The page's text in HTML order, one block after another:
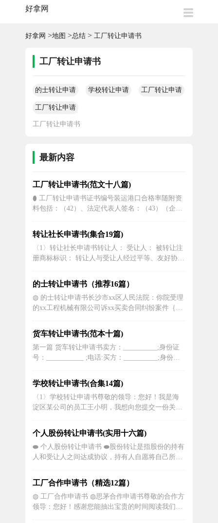
好拿网
好拿网 >地图 >总结 > 工厂转让申请书
工厂转让申请书
的士转让申请
书
学校转让申请
工厂转让申请
工厂转让申请
书
工厂转让申请书
最新内容
工厂转让申请书(范文十八篇)
⬮ 工厂转让申请书证书编号装运港口合格率随附资
料包括：（42）、法定代表人签名：（43）（企业
境外企业注册基本条件，同意接受企业提交的申
请。建议对该企业组织评审。□经审查，不符合申
请要求：，建议通知申请人在三十日内补正。□经
审查，该企业不符合进口废物原料境...
转让社长申请书(集合19篇)
〈1〉转让社长申请书转让人： 受让人： 被转让注
册商标标识： 转让人与受让人经过平等、友好协
1、转让人转让第463XX90号申请商标所有权予受让
人。 2、转让费金额为_伍万仟整_.此费用于武汉中
企联合知识产权代理有限公司递交本商标文件给商
标局前支付...
的士转让申请书（推荐16篇）
◍ 的士转让申请书长沙市xx区人民法院：你院受理
的xx工程机械有限公司诉xx买卖合同纠纷案件｛xx
你院xx及其办公桌对面的法官说：“对方申请财产保
全，法院可以责令其提供担保，权力在法院，法院
也可以不责令其提供担保，这是我们的事，与你们
无关，对方申请保全...
货车转让申请书(范本十篇)
第一篇 货车转让申请书卖方：__________;身份证
号：___________ ;电话:买方：__________;身份证
法》、《二手车流通管理办法》等有关法律、法
规、规章的规定，就二手车的买卖事宜，买卖双方
在平等、自愿、协商一致的基础...
学校转让申请书(合集14篇)
〈1〉学校转让申请书尊敬的领导：您好！我是海
淀区某公司的员工王小明，我想向您提交一份关于
审批，因此我将详细说明转让的原因、条件以及规
划，以期得到您的支持和认可。我想说明一下公司
转让的原因。近年来，公司在市场竞争激烈的背景
下，遇到了一些经营困难。公司的产品竞...
个人股份转让申请书(实用十六篇)
⬬ 个人股份转让申请书 ⬬股份转让是指股份的持有
人和受让人之间达成协议，持有人自愿将自己所持
价金的行为。股份转让是通过股票的转让而实现
的。以下是关于个人股份转让合同，欢迎阅读!个人
股份转让合同【1】转让方(甲方)：受让方(乙方)：
甲乙双...
工厂合作申请书（精选12篇）
◍ 工厂合作申请书 ◍思茅合作申请书尊敬的合作方
领导：您好！感谢您能抽出宝贵的时间阅读我们的